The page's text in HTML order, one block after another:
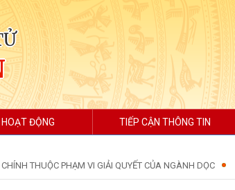
ĐỘNG TIẾP CẬN THÔNG TIN
THUỘC PHẠM VI GIẢI QUYẾT CỦA NGÀNH DỌC